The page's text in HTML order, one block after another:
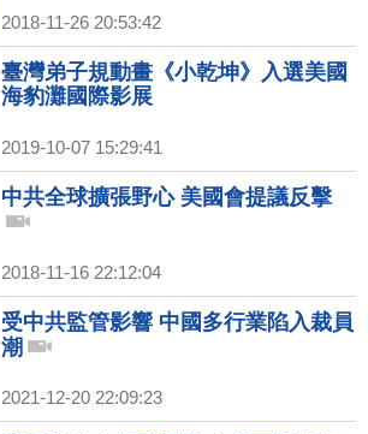
2018-11-26 20:53:42
臺灣弟子規動畫《小乾坤》入選美國
海豹灘國際影展
2019-10-07 15:29:41
中共全球擴張野心 美國會提議反擊
2018-11-16 22:12:04
受中共監管影響 中國多行業陷入裁員
潮
2021-12-20 22:09:23